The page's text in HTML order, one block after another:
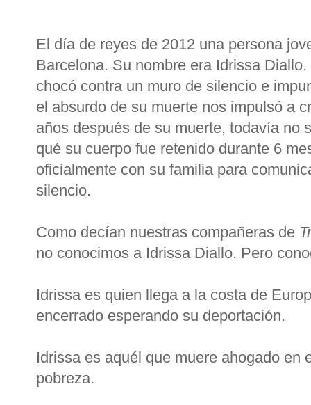
El día de reyes de 2012 una persona
Barcelona. Su nombre era Idrissa
chocó contra un muro de silencio e
el absurdo de su muerte nos impulsó a
años después de su muerte, todavía no
qué su cuerpo fue retenido durante 6
oficialmente con su familia para
silencio.
Como decían nuestras compañeras de
no conocimos a Idrissa Diallo. Pero
Idrissa es quien llega a la costa de
encerrado esperando su deportación.
Idrissa es aquél que muere ahogado en
pobreza.